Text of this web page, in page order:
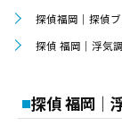
探偵福岡｜探偵
探偵 福岡｜浮気
探偵 福岡｜